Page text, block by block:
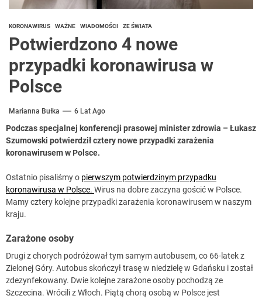
KORONAWIRUS WAŻNE WIADOMOŚCI ZE ŚWIATA
Potwierdzono 4 nowe
przypadki koronawirusa w
Polsce
Marianna Bułka 6 Lat Ago
Podczas specjalnej konferencji prasowej minister zdrowia – Łukasz
Szumowski potwierdził cztery nowe przypadki zarażenia
koronawirusem w Polsce.
Ostatnio pisaliśmy o pierwszym potwierdzinym przypadku
koronawirusa w Polsce. Wirus na dobre zaczyna gościć w Polsce.
Mamy cztery kolejne przypadki zarażenia koronawirusem w naszym
kraju.
Zarażone osoby
Drugi z chorych podróżował tym samym autobusem, co 66-latek z
Zielonej Góry. Autobus skończył trasę w niedzielę w Gdańsku i został
zdezynfekowany. Dwie kolejne zarażone osoby pochodzą ze
Szczecina. Wrócili z Włoch. Piątą chorą osobą w Polsce jest